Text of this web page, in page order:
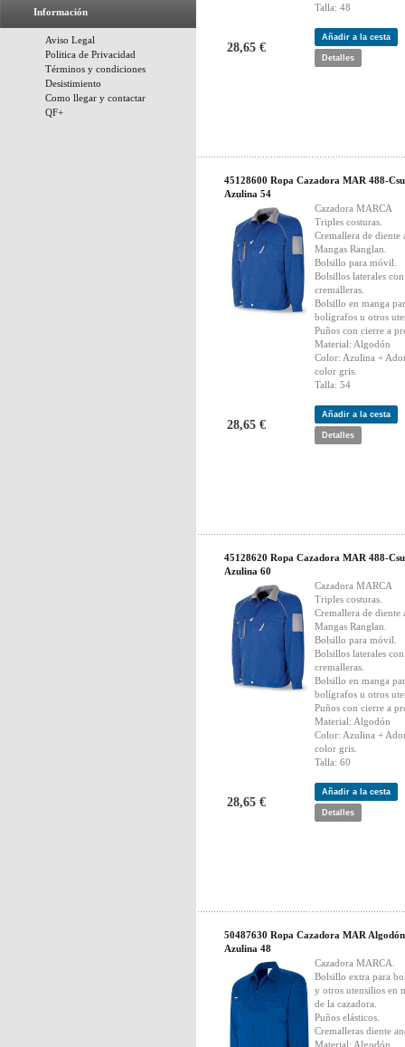
Información
Aviso Legal
Politica de Privacidad
Términos y condiciones
Desistimiento
Como llegar y contactar
QF+
Talla: 48
28,65 €
Añadir a la cesta
Detalles
45128600 Ropa Cazadora MAR 488-
Azulina 54
Cazadora MARCA
Triples costuras.
Cremallera de diente
Mangas Ranglan.
Bolsillo para móvil.
Bolsillos laterales con
cremalleras.
Bolsillo en manga
bolígrafos u otros
Puños con cierre a
Material: Algodón
Color: Azulina +
color gris.
Talla: 54
28,65 €
Añadir a la cesta
Detalles
45128620 Ropa Cazadora MAR 488-
Azulina 60
Cazadora MARCA
Triples costuras.
Cremallera de diente
Mangas Ranglan.
Bolsillo para móvil.
Bolsillos laterales con
cremalleras.
Bolsillo en manga
bolígrafos u otros
Puños con cierre a
Material: Algodón
Color: Azulina +
color gris.
Talla: 60
28,65 €
Añadir a la cesta
Detalles
50487630 Ropa Cazadora MAR Algodón
Azulina 48
Cazadora MARCA.
Bolsillo extra para
y otros utensilios en
de la cazadora.
Puños elásticos.
Cremalleras diente
Material: Algodón